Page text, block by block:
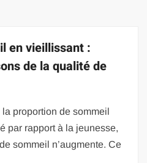
en vieillissant :
de la qualité de
proportion de sommeil
par rapport à la jeunesse,
sommeil n’augmente. Ce